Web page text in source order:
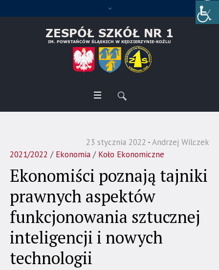
23 stycznia 2022
Andrzej Wilczek
2021/2022 / Ekonomia / Koło Ekonomiczne
Ekonomiści poznają tajniki
prawnych aspektów
funkcjonowania sztucznej
inteligencji i nowych
technologii